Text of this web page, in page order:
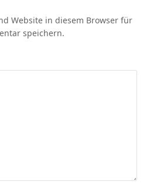
Website in diesem Browser für
speichern.